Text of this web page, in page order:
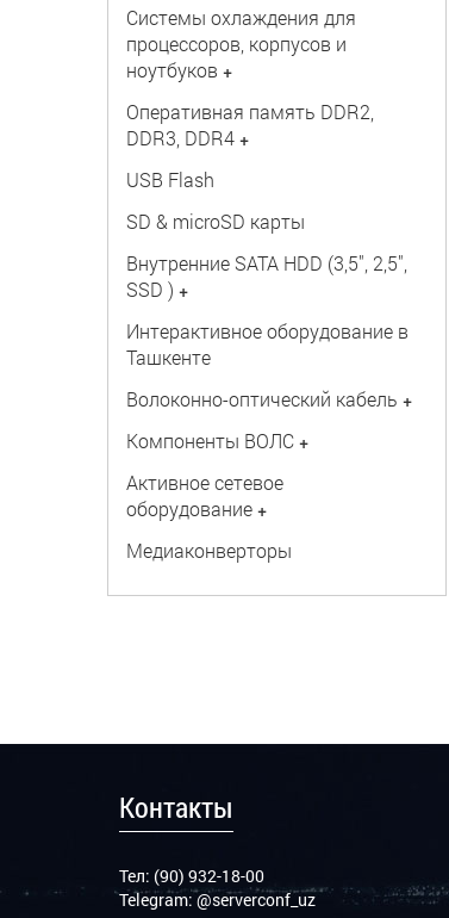
Системы охлаждения для
процессоров, корпусов и
ноутбуков +
Оперативная память DDR2,
DDR3, DDR4 +
USB Flash
SD & microSD карты
Внутренние SATA HDD (3,5", 2,5",
SSD ) +
Интерактивное оборудование в
Ташкенте
Волоконно-оптический кабель +
Компоненты ВОЛС +
Активное сетевое
оборудование +
Медиаконверторы
Контакты
Тел: (90) 932-18-00
Telegram:@serverconf_uz